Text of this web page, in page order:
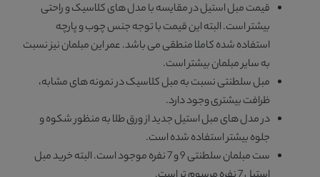
قیمت مبل استیل در مقایسه با مدل های کلاسیک و راحتی
بیشتر است. البته این قیمت با توجه جنس چوب و پارچه
استفاده شده کاملا منطقی می باشد. عمر این مبلمان نیز نسبت
به سایر مبلمان بیشتر است.
مبل سلطنتی نسبت به مبل کلاسیک در نمونه های مشابه،
ظرافت بیشتری وجود دارد.
در مدل های مبل استیل جدید از ورق طلا به منظور شکوه و
جلوه بیشتر استفاده شده است.
ست مبلمان سلطنتی 9 و 7 نفره موجود است. البته خرید مبل